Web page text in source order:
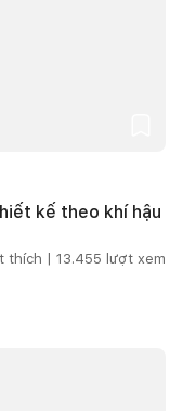
kế theo khí hậu
thích | 13.455 lượt xem